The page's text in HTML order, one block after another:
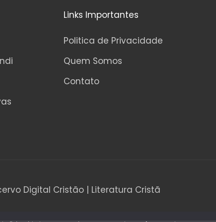
Links Importantes
Politica de Privacidade
Quem Somos
Contato
Digital Cristão | Literatura Cristã